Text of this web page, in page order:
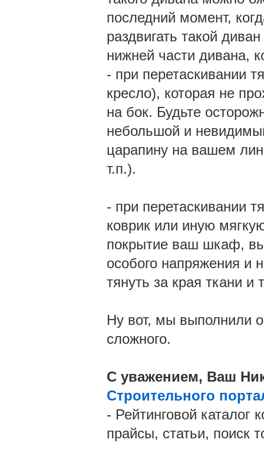
последний момент,
раздвигать такой
нижней части дивана,
- при перетаскивании
кресло), которая не
на бок. Будьте
небольшой и
царапину на вашем
т.п.).
- при перетаскивании
коврик или иную
покрытие ваш шкаф, вы
особого напряжения и
тянуть за края ткани
Ну вот, мы выполнили
сложного.
С уважением, Ваш
Строительного
- Рейтинговой каталог
прайсы, статьи, поиск